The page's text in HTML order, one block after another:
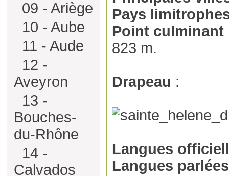
09 - Ariège
10 - Aube
11 - Aude
12 -
Aveyron
13 -
Bouches-
du-Rhône
14 -
Calvados
Pays
Point culminant
823 m.
Drapeau :
Langues
Langues